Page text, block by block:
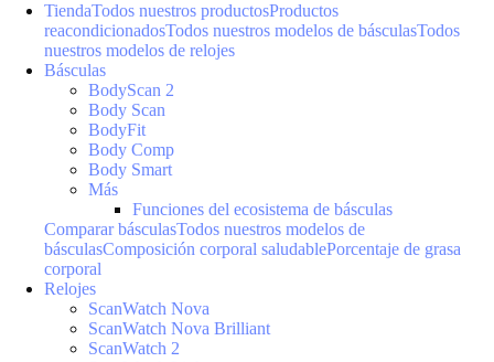
TiendaTodos nuestros productosProductos
reacondicionadosTodos nuestros modelos de básculasTodos
nuestros modelos de relojes
Básculas
BodyScan 2
Body Scan
BodyFit
Body Comp
Body Smart
Más
Funciones del ecosistema de básculas
Comparar básculasTodos nuestros modelos de
básculasComposición corporal saludablePorcentaje de grasa
corporal
Relojes
ScanWatch Nova
ScanWatch Nova Brilliant
ScanWatch 2